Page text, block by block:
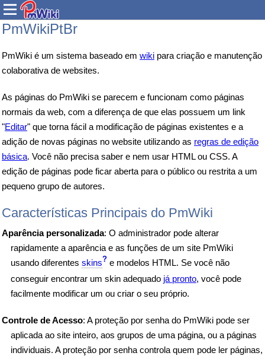
PmWikiPtBr
PmWiki é um sistema baseado em wiki para criação e manutenção
colaborativa de websites.
As páginas do PmWiki se parecem e funcionam como páginas
normais da web, com a diferença de que elas possuem um link
"Editar" que torna fácil a modificação de páginas existentes e a
adição de novas páginas no website utilizando as regras de edição
básica. Você não precisa saber e nem usar HTML ou CSS. A
edição de páginas pode ficar aberta para o público ou restrita a um
pequeno grupo de autores.
Características Principais do PmWiki
Aparência personalizada: O administrador pode alterar
rapidamente a aparência e as funções de um site PmWiki
usando diferentes skins? e modelos HTML. Se você não
conseguir encontrar um skin adequado já pronto, você pode
facilmente modificar um ou criar o seu próprio.
Controle de Acesso: A proteção por senha do PmWiki pode ser
aplicada ao site inteiro, aos grupos de uma página, ou a páginas
individuais. A proteção por senha controla quem pode ler páginas,